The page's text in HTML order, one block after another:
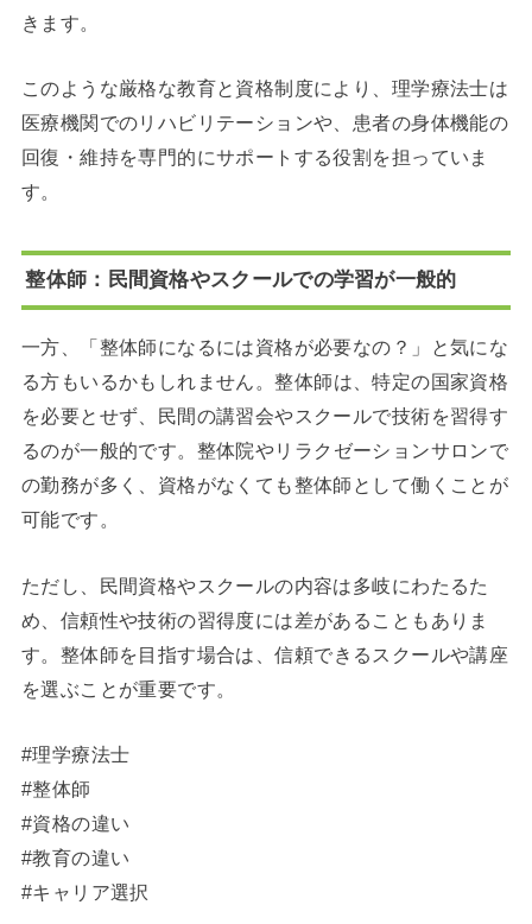
きます。
このような厳格な教育と資格制度により、理学療法士は
医療機関でのリハビリテーションや、患者の身体機能の
回復・維持を専門的にサポートする役割を担っていま
す。
整体師：民間資格やスクールでの学習が一般的
一方、「整体師になるには資格が必要なの？」と気にな
る方もいるかもしれません。整体師は、特定の国家資格
を必要とせず、民間の講習会やスクールで技術を習得す
るのが一般的です。 整体院やリラクゼーションサロンで
の勤務が多く、資格がなくても整体師として働くことが
可能です。
ただし、民間資格やスクールの内容は多岐にわたるた
め、信頼性や技術の習得度には差があることもありま
す。 整体師を目指す場合は、信頼できるスクールや講座
を選ぶことが重要です。
#理学療法士
#整体師
#資格の違い
#教育の違い
#キャリア選択